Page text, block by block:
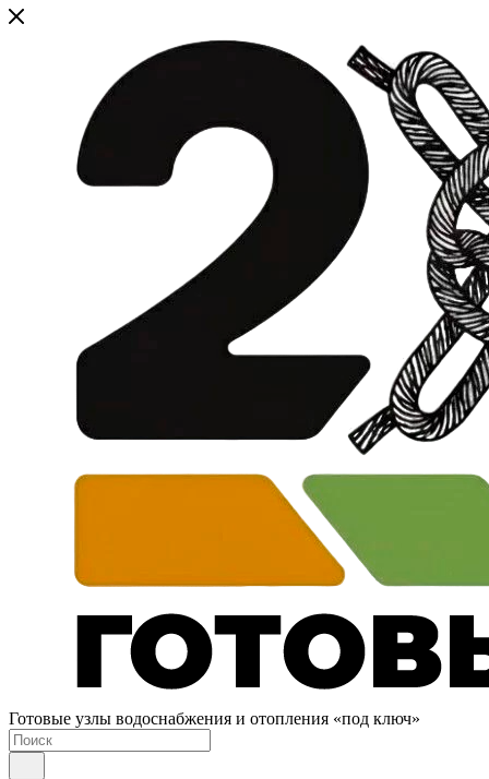
Готовые узлы водоснабжения и отопления «под ключ»